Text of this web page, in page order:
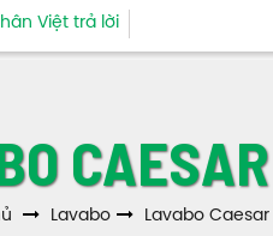
Việt trả lời
Lavabo Lavabo Caesar